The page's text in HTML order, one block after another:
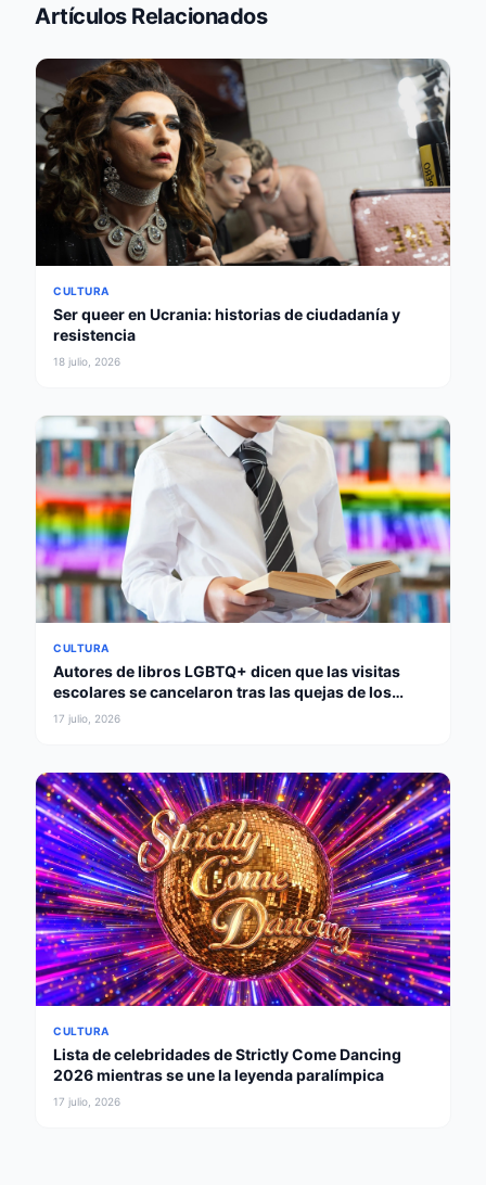
Artículos Relacionados
CULTURA
Ser queer en Ucrania: historias de ciudadanía y
resistencia
18 julio, 2026
CULTURA
Autores de libros LGBTQ+ dicen que las visitas
escolares se cancelaron tras las quejas de los
padres
17 julio, 2026
CULTURA
Lista de celebridades de Strictly Come Dancing
2026 mientras se une la leyenda paralímpica
17 julio, 2026